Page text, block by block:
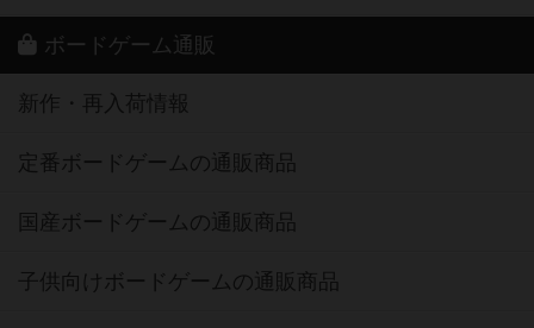
ボードゲーム通販
新作・再入荷情報
定番ボードゲームの通販商品
国産ボードゲームの通販商品
子供向けボードゲームの通販商品